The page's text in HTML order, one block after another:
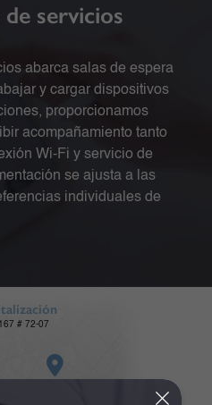
servicios
abarca salas de espera
y cargar dispositivos
proporcionamos
acompañamiento tanto
Wi-Fi y servicio de
se ajusta a las
individuales de
# 72-07